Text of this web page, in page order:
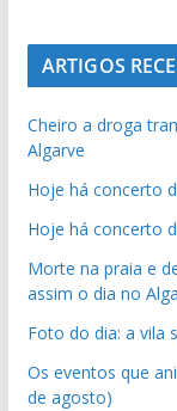
ARTIGOS
Cheiro a droga
Algarve
Hoje há concerto
Hoje há concerto
Morte na praia e
assim o dia no
Foto do dia: a vila
Os eventos que
de agosto)